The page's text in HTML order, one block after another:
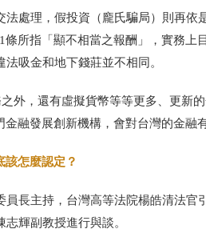
處理，假投資（龐氏騙局）則再依
條所指「 顯不相當之報酬」，實務上
吸金和地下錢莊並不相同。
外，還有虛擬貨幣等等更多、更新
金融發展創新機構，會對台灣的金融
該怎麼認定？
員長主持，台灣高等法院楊皓清法官
輝副教授進行與談。